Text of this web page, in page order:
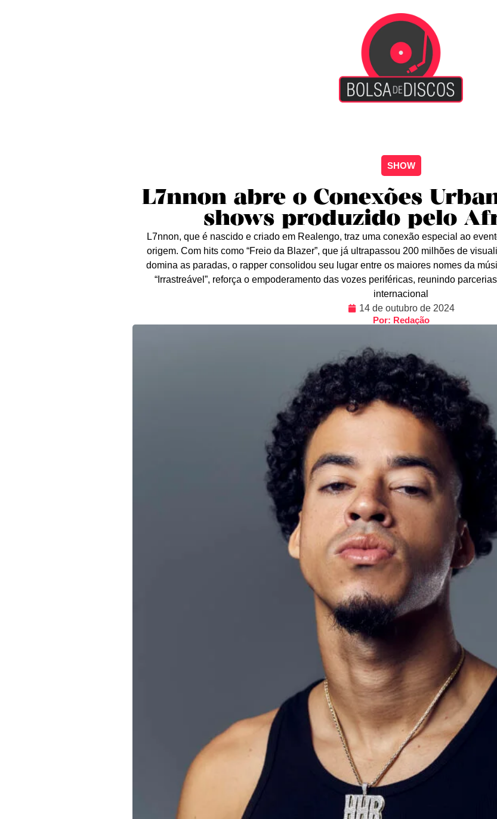
SHOW
L7nnon abre o Conexões
shows produzido pelo
L7nnon, que é nascido e criado em Realengo, traz uma conexão especial ao
origem. Com hits como “Freio da Blazer”, que já ultrapassou 200 milhões de
domina as paradas, o rapper consolidou seu lugar entre os maiores nomes da
“Irrastreável”, reforça o empoderamento das vozes periféricas, reunindo
internacional
14 de outubro de 2024
Por: Redação